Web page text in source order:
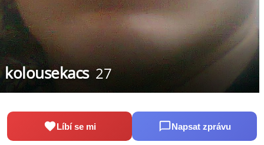
kolousekacs 27
Líbí se mi Napsat zprávu